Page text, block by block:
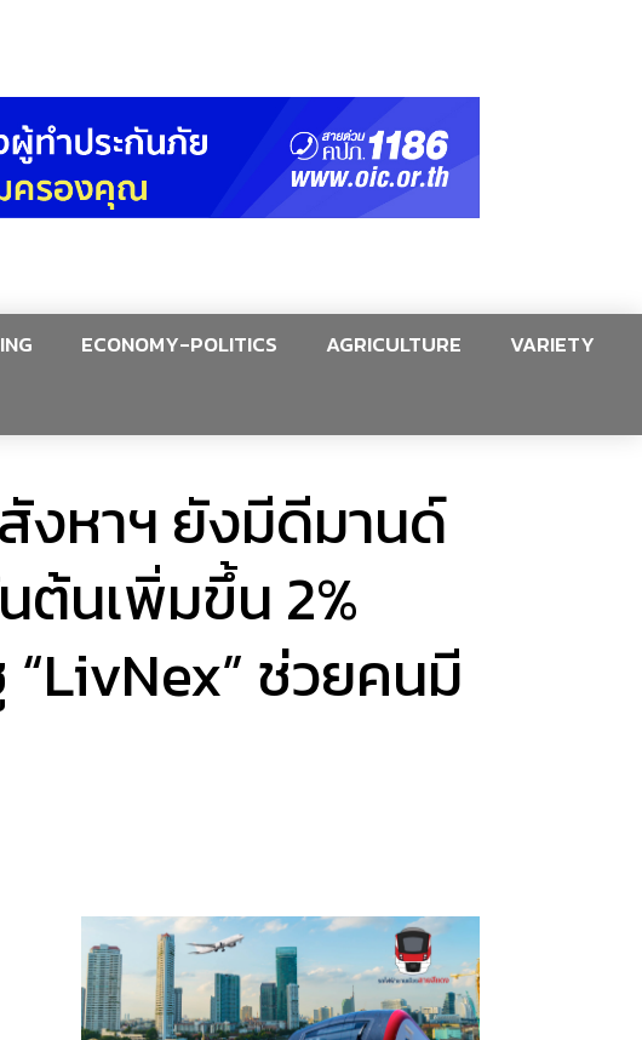
ECONOMY-POLITICS AGRICULTURE
VARIETY
งหาฯ ยังมีดีมานด์
ต้นเพิ่มขึ้น 2%
ช่วยคนมี